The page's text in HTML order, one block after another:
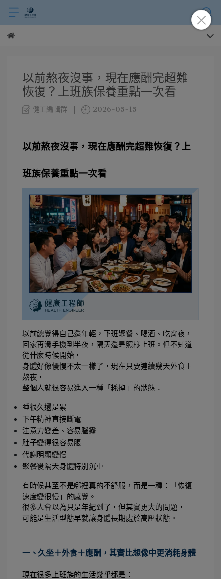
以前熬夜沒事，現在應酬完超難
恢復？上班族保養重點一次看
健工編輯群 2026-05-15
以前熬夜沒事，現在應酬完超難恢復？上
班族保養重點一次看
以前總覺得自己還年輕，下班聚餐、喝酒、吃宵夜，
回家再滑手機到半夜，隔天還是照樣上班。但不知道
從什麼時候開始，
身體好像慢慢不太一樣了，現在只要連續幾天外食＋
熬夜，
整個人就很容易進入一種「耗掉」的狀態：
睡很久還是累
下午精神直接斷電
注意力變差、容易腦霧
肚子變得很容易脹
代謝明顯變慢
聚餐後隔天身體特別沉重
有時候甚至不是哪裡真的不舒服，而是一種：「恢復
速度變很慢」的感覺。
很多人會以為只是年紀到了，但其實更大的問題，
可能是生活型態早就讓身體長期處於高壓狀態。
一、久坐＋外食＋應酬，其實比想像中更消耗身體
現在很多上班族的生活幾乎都是：